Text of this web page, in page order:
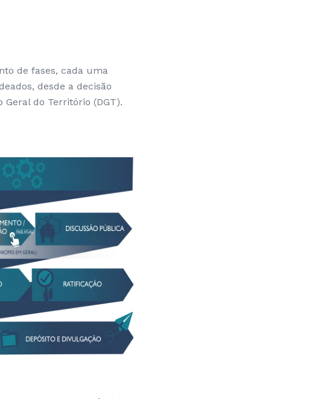
de fases, cada uma
desde a decisão
do Território (DGT).